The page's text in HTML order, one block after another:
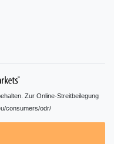
Zur Online-Streitbeilegung
consumers/odr/